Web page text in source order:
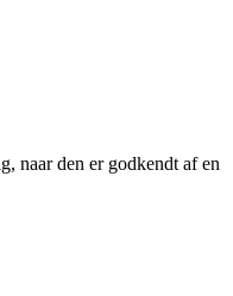
naar den er godkendt af en